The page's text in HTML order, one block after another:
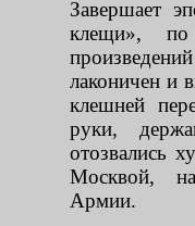
Завершает
клещи»,
лаконичен и
клешней
руки,
отозвались
Москвой, на
Армии.